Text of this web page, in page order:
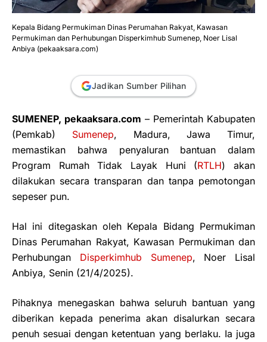
Kepala Bidang Permukiman Dinas Perumahan Rakyat, Kawasan
Permukiman dan Perhubungan Disperkimhub Sumenep, Noer Lisal
Anbiya (pekaaksara.com)
Jadikan Sumber Pilihan
SUMENEP, pekaaksara.com – Pemerintah Kabupaten
(Pemkab) Sumenep, Madura, Jawa Timur,
memastikan bahwa penyaluran bantuan dalam
Program Rumah Tidak Layak Huni (RTLH) akan
dilakukan secara transparan dan tanpa pemotongan
sepeser pun.
Hal ini ditegaskan oleh Kepala Bidang Permukiman
Dinas Perumahan Rakyat, Kawasan Permukiman dan
Perhubungan Disperkimhub Sumenep, Noer Lisal
Anbiya, Senin (21/4/2025).
Pihaknya menegaskan bahwa seluruh bantuan yang
diberikan kepada penerima akan disalurkan secara
penuh sesuai dengan ketentuan yang berlaku. Ia juga